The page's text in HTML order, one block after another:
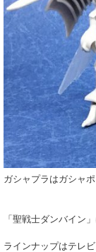
ガシャプラはガシャ
「聖戦士ダンバイン
ラインナップはテレ